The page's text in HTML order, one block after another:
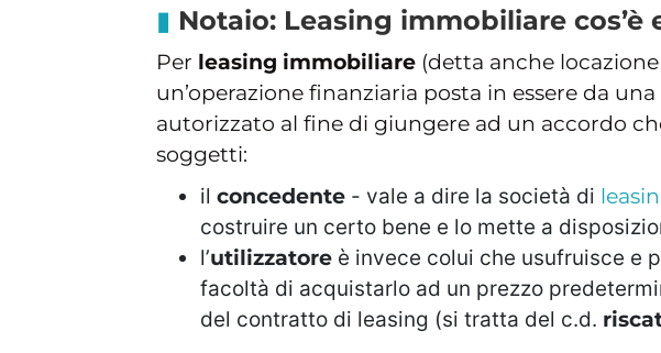
Notaio: Leasing immobiliare cos’è
Per leasing immobiliare (detta anche
un’operazione finanziaria posta in essere da
autorizzato al fine di giungere ad un accordo
soggetti:
il concedente - vale a dire la società di
costruire un certo bene e lo mette a
l’utilizzatore è invece colui che usufruisce e
facoltà di acquistarlo ad un prezzo
del contratto di leasing (si tratta del c.d.